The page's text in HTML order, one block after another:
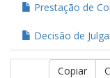
Prestação de
Decisão de
Copiar